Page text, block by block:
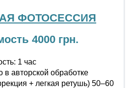
ФОТОСЕССИЯ
4000 грн.
1 час
в авторской обработке
+ легкая ретушь) 50–60